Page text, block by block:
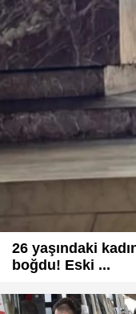
26 yaşındaki
boğdu! Eski ...